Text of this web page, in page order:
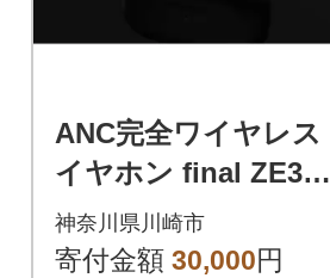
ANC完全ワイヤレス
イヤホン final ZE300
0 SV ZE3000後継機
神奈川県川崎市
寄付金額 30,000円